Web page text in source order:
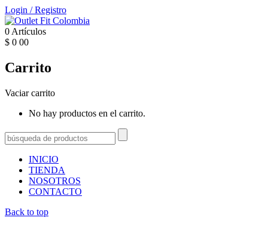
Login /Registro
0 Artículos
$ 0 00
Carrito
Vaciar carrito
No hay productos en el carrito.
INICIO
TIENDA
NOSOTROS
CONTACTO
Back to top